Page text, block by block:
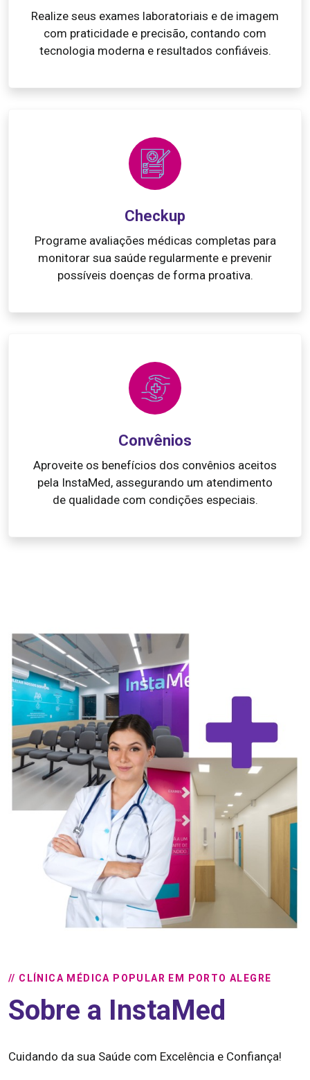
Realize seus exames laboratoriais e de imagem
com praticidade e precisão, contando com
tecnologia moderna e resultados confiáveis.
Checkup
Programe avaliações médicas completas para
monitorar sua saúde regularmente e prevenir
possíveis doenças de forma proativa.
Convênios
Aproveite os benefícios dos convênios aceitos
pela InstaMed, assegurando um atendimento
de qualidade com condições especiais.
// CLÍNICA MÉDICA POPULAR EM PORTO ALEGRE
Sobre a InstaMed
Cuidando da sua Saúde com Excelência e Confiança!